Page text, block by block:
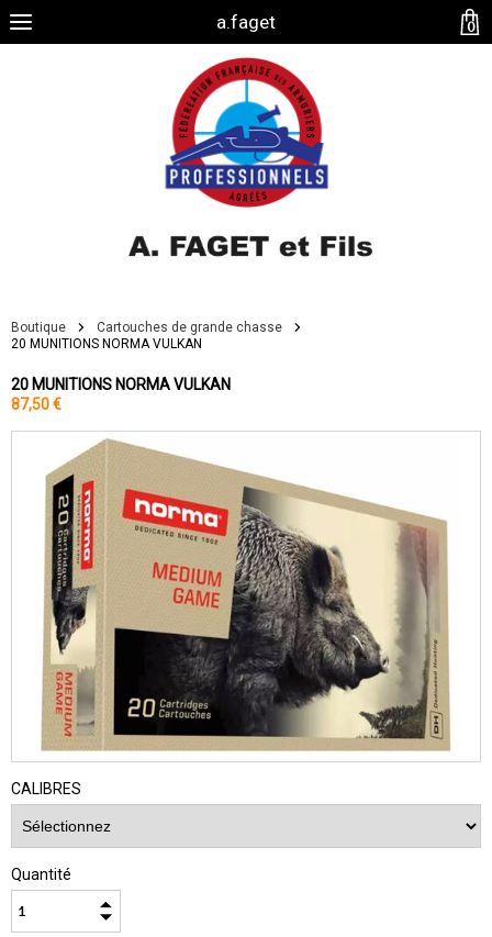
a.faget
Boutique
Cartouches de grande chasse
20 MUNITIONS NORMA VULKAN
20 MUNITIONS NORMA VULKAN
87,50 €
CALIBRES
Quantité
0